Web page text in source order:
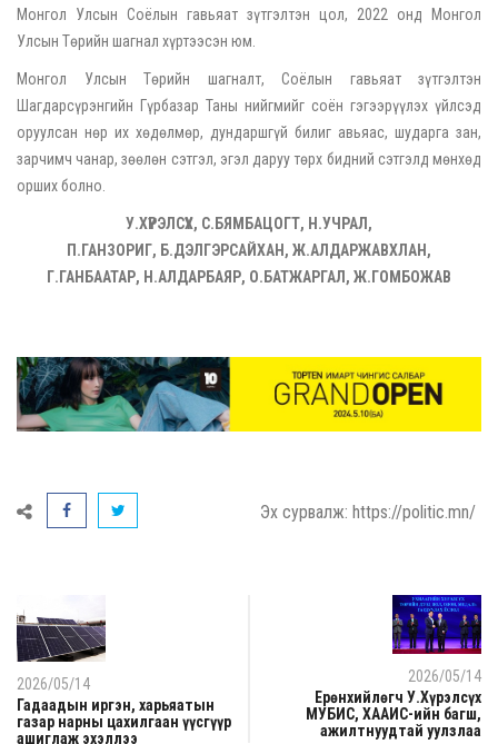
Монгол Улсын Соёлын гавьяат зүтгэлтэн цол, 2022 онд Монгол
Улсын Төрийн шагнал хүртээсэн юм.
Монгол Улсын Төрийн шагналт, Соёлын гавьяат зүтгэлтэн
Шагдарсүрэнгийн Гүрбазар Таны нийгмийг соён гэгээрүүлэх үйлсэд
оруулсан нөр их хөдөлмөр, дундаршгүй билиг авьяас, шударга зан,
зарчимч чанар, зөөлөн сэтгэл, эгэл даруу төрх бидний сэтгэлд мөнхөд
орших болно.
У.ХҮРЭЛСҮХ, С.БЯМБАЦОГТ, Н.УЧРАЛ,
П.ГАНЗОРИГ, Б.ДЭЛГЭРСАЙХАН, Ж.АЛДАРЖАВХЛАН,
Г.ГАНБААТАР, Н.АЛДАРБАЯР, О.БАТЖАРГАЛ, Ж.ГОМБОЖАВ
Эх сурвалж: https://politic.mn/
2026/05/14
Гадаадын иргэн, харьяатын
газар нарны цахилгаан үүсгүүр
ашиглаж эхэллээ
2026/05/14
Ерөнхийлөгч У.Хүрэлсүх
МУБИС, ХААИС-ийн багш,
ажилтнуудтай уулзлаа